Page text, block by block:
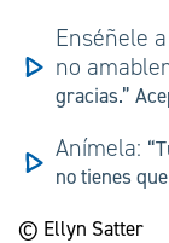
Enséñele
no
gracias.”
Anímela:
no tienes
© Ellyn Satter